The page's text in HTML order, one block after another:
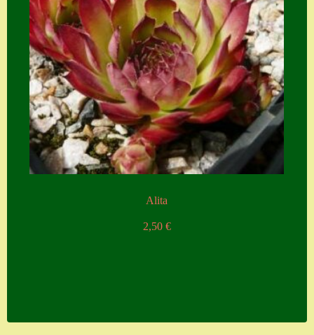
Alita
2,50 €